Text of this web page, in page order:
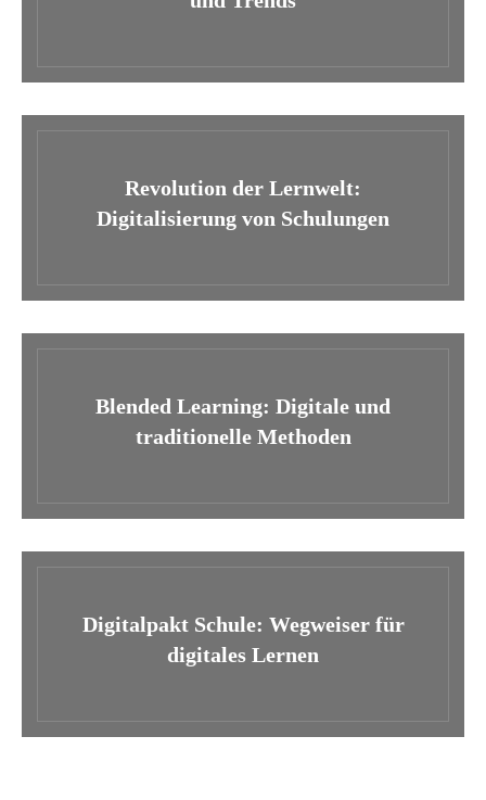
Revolution der Lernwelt:
Digitalisierung von Schulungen
Blended Learning: Digitale und
traditionelle Methoden
Digitalpakt Schule: Wegweiser für
digitales Lernen